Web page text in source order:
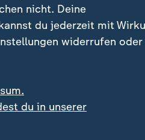
im September auf den
nicht. Deine
du jederzeit mit
widerrufen oder
du in unserer